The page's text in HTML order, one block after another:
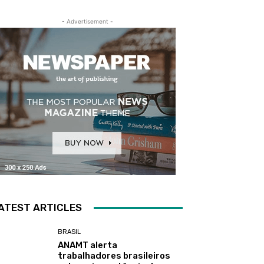
- Advertisement -
ARTICLES
BRASIL
ANAMT alerta
trabalhadores brasileiros